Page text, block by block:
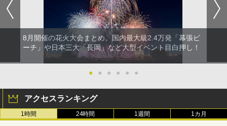
8月開催の花火大会まとめ。国内最大級2.4万発「幕張ビ
ーチ」や日本三大「長岡」など大型イベント目白押し！
● ● ● ● ● ●
アクセスランキング
1時間 24時間 1週間 1カ月